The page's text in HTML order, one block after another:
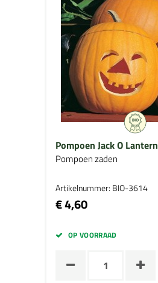
Pompoen Jack O Lantern
Pompoen zaden
Artikelnummer: BIO-3614
€ 4,60
OP VOORRAAD